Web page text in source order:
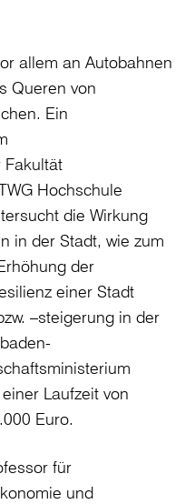
allem an Autobahnen
Queren von
Ein
Fakultät
Hochschule
die Wirkung
in der Stadt, wie zum
der
einer Stadt
–steigerung in der
Laufzeit von
Euro.
für
und